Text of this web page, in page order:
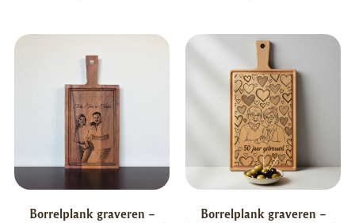
Borrelplank graveren –
Borrelplank graveren –